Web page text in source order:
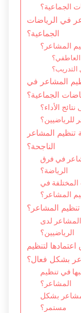
الجماعية؟
في الرياضات
الجماعية؟
المشاعر؟
العاطفي؟
المشاعر في
الجماعية؟
الأداء؟
للرياضيين؟
تنظيم المشاعر
الناجحة؟
في فرق
الرياضة؟
المختلفة في
المشاعر؟
المشاعر؟
لدى
الرياضيين؟
لتنظيم
بشكل فعال؟
في تنظيم
المشاعر؟
بشكل
مستمر؟